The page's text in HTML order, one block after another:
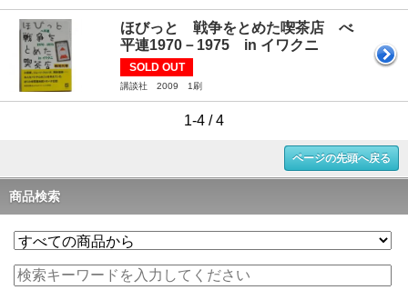
ほびっと 戦争をとめた喫茶店 べ
平連1970－1975 in イワクニ
SOLD OUT
講談社 2009 1刷
1-4 / 4
ページの先頭へ戻る
商品検索